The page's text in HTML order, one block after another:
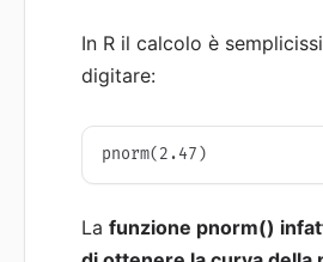
In R il calcolo è
digitare:
pnorm(2.47)
Lafunzione pnorm()